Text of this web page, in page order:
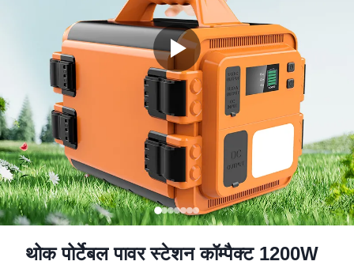
थोक पोर्टेबल पावर स्टेशन कॉम्पैक्ट 1200W